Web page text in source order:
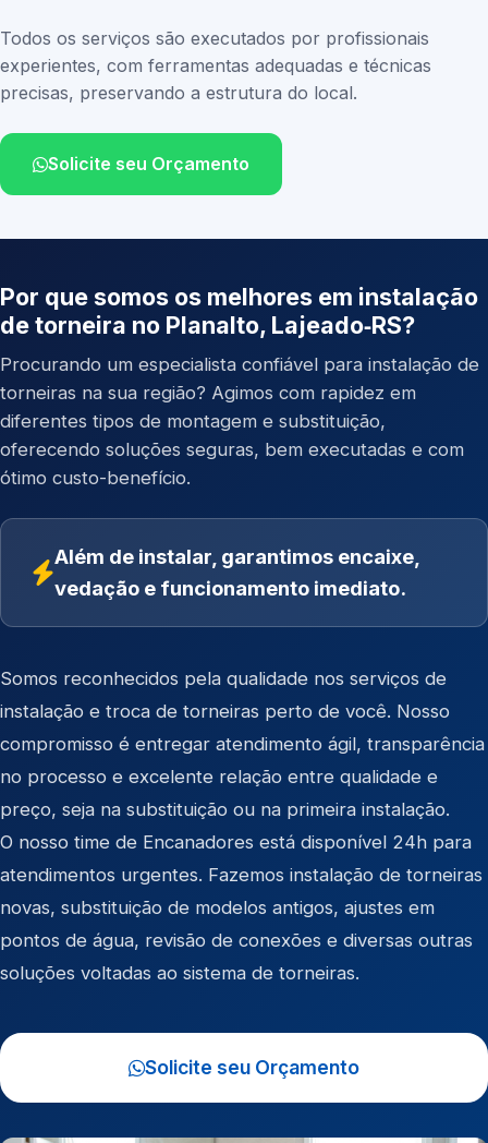
Todos os serviços são executados por profissionais
experientes, com ferramentas adequadas e técnicas
precisas, preservando a estrutura do local.
Solicite seu Orçamento
Por que somos os melhores em instalação
de torneira no Planalto, Lajeado‑RS?
Procurando um especialista confiável para instalação de
torneiras na sua região? Agimos com rapidez em
diferentes tipos de montagem e substituição,
oferecendo soluções seguras, bem executadas e com
ótimo custo-benefício.
Além de instalar, garantimos encaixe,
vedação e funcionamento imediato.
Somos reconhecidos pela qualidade nos serviços de
instalação e troca de torneiras perto de você. Nosso
compromisso é entregar atendimento ágil, transparência
no processo e excelente relação entre qualidade e
preço, seja na substituição ou na primeira instalação.
O nosso time de Encanadores está disponível 24h para
atendimentos urgentes. Fazemos instalação de torneiras
novas, substituição de modelos antigos, ajustes em
pontos de água, revisão de conexões e diversas outras
soluções voltadas ao sistema de torneiras.
Solicite seu Orçamento